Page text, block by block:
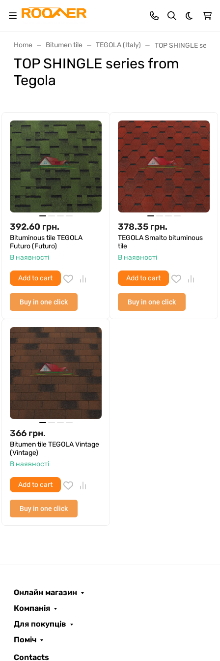
Dark
Home Bitumen tile TEGOLA (Italy) TOP SHINGLE
TOP SHINGLE series from
Tegola
392.60 грн.
Bituminous tile TEGOLA
Futuro (Futuro)
В наявності
Add to cart
Buy in one click
378.35 грн.
TEGOLA Smalto bituminous
tile
В наявності
Add to cart
Buy in one click
366 грн.
Bitumen tile TEGOLA Vintage
(Vintage)
В наявності
Add to cart
Buy in one click
Онлайн магазин
Компанія
Для покупців
Поміч
Contacts
AI помічник